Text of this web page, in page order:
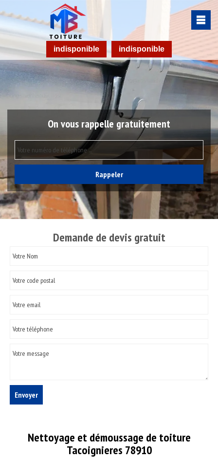
indisponible indisponible
On vous rappelle gratuitement
Demande de devis gratuit
Nettoyage et démoussage de toiture
Tacoignieres 78910